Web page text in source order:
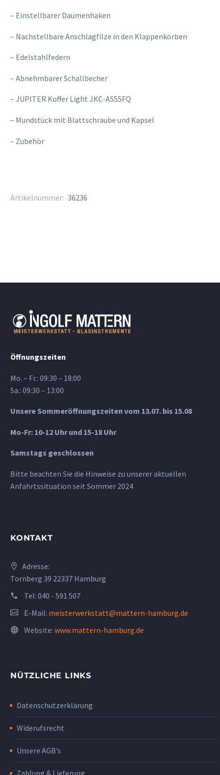
– Einstellbarer Daumenhaken
– Nachstellbare Anschlagfilze in den Klappenkörben
– Edelstahlfedern
– Abnehmbarer Schallbecher
– JUPITER Koffer Light JKC-AS55FQ
– Mundstück mit Blattschraube und Kapsel
– Zubehör
Artikelnummer: 36236
Öffnungszeiten
Mo. – Fr.: 09:30 – 18:00
Sa.: 09:30 – 13:00
Unsere Sommeröffnungszeiten vom 13.07. bis 15.08
Mo-Fr: 10-12 Uhr und 15-18 Uhr
Samstags geschlossen
Bitte beachten Sie die Hinweise zu unserer aktuellen
Anfahrtssituation seit Sommer 2024
KONTAKT
Adresse:
Tornberg 39 22337 Hamburg
Tel: 040 - 591 507
E-Mail: meisterwerkstatt@mattern-hamburg.de
Website: www.mattern-hamburg.de
NÜTZLICHE LINKS
Datenschutzerklärung
Widerufsrecht
Unsere AGB’s
Zahlung & Lieferung